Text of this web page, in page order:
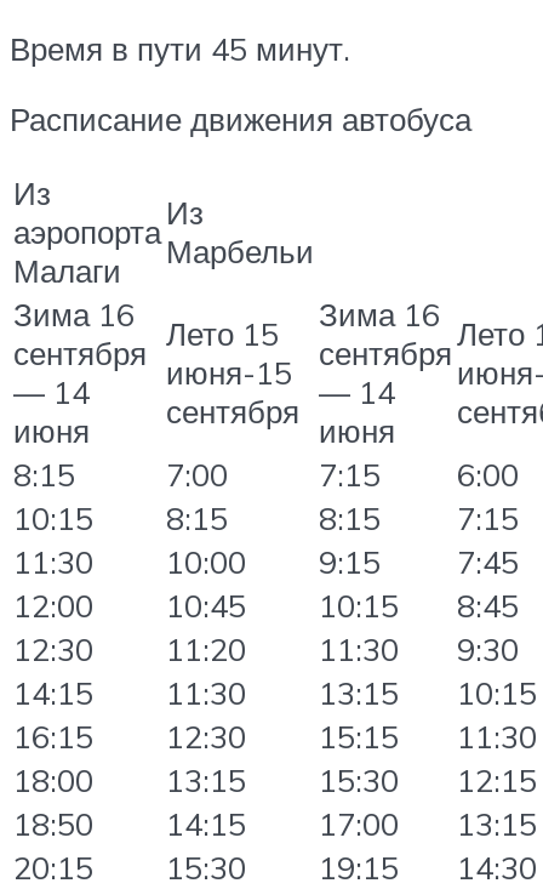
Время в пути 45 минут.
Расписание движения автобуса
Из
аэропорта
Малаги
Из
Марбельи
Зима 16
сентября
— 14
июня
Лето 15
июня-15
сентября
Зима 16
сентября
— 14
июня
Лето
8:15
7:00 7:15
6:00
10:15
8:15 8:15
7:15
11:30
10:00 9:15
7:45
12:00
10:45 10:15
8:45
12:30
11:20 11:30
9:30
14:15
11:30 13:15
10:15
16:15
12:30 15:15
11:30
18:00
13:15 15:30
12:15
18:50
14:15 17:00
13:15
20:15
15:30 19:15
14:30